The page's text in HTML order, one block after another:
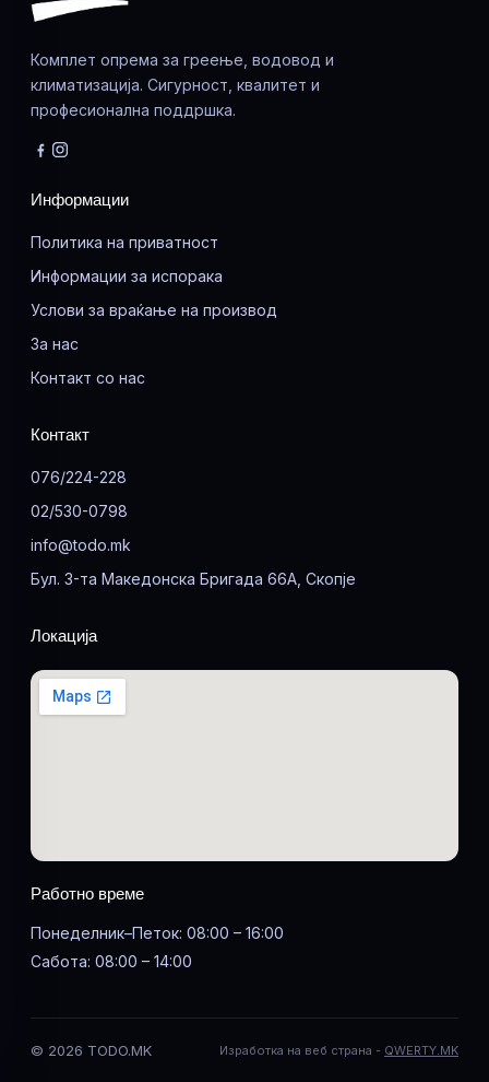
Комплет опрема за греење, водовод и
климатизација. Сигурност, квалитет и
професионална поддршка.
Информации
Политика на приватност
Информации за испорака
Услови за враќање на производ
За нас
Контакт со нас
Контакт
076/224-228
02/530-0798
info@todo.mk
Бул. 3-та Македонска Бригада 66А, Скопје
Локација
Работно време
Понеделник–Петок: 08:00 – 16:00
Сабота: 08:00 – 14:00
© 2026 TODO.MK Изработка на веб страна - QWERTY.MK